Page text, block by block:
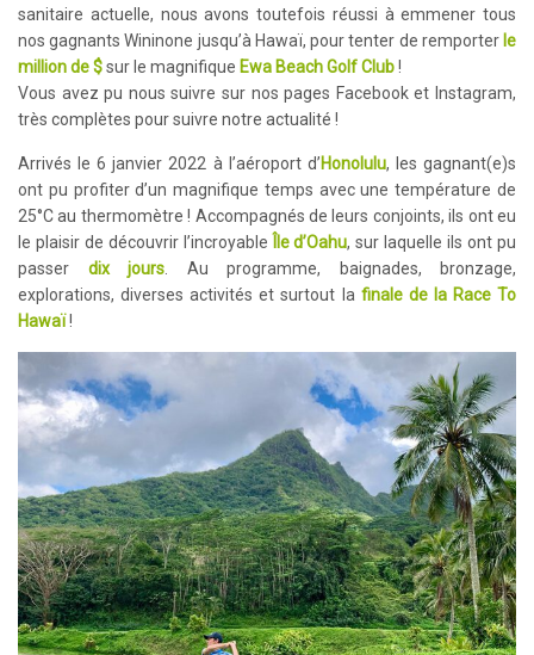
sanitaire actuelle, nous avons toutefois réussi à emmener tous
nos gagnants Wininone jusqu’à Hawaï, pour tenter de remporter le
million de $sur le magnifique Ewa Beach Golf Club!
Vous avez pu nous suivre sur nos pages Facebook et Instagram,
très complètes pour suivre notre actualité !
Arrivés le 6 janvier 2022 à l’aéroport d’Honolulu, les gagnant(e)s
ont pu profiter d’un magnifique temps avec une température de
25°C au thermomètre ! Accompagnés de leurs conjoints, ils ont eu
le plaisir de découvrir l’incroyable
Île d’Oahu, sur laquelle ils ont pu
passer dix jours . Au programme, baignades, bronzage,
explorations, diverses activités et surtout la finale de la Race To
Hawaï!